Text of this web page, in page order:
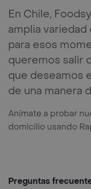
En Chile,
amplia
para esos
queremos salir
que deseamos
de una manera
Anímate a probar
domicilio usando
Preguntas